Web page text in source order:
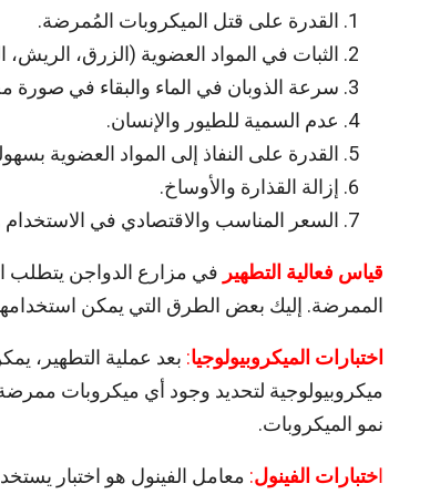
القدرة على قتل الميكروبات المُمرضة.
الثبات في المواد العضوية (الزرق، الريش،
سرعة الذوبان في الماء والبقاء في صورة
عدم السمية للطيور والإنسان.
القدرة على النفاذ إلى المواد العضوية
إزالة القذارة والأوساخ.
السعر المناسب والاقتصادي في
قياس فعالية التطهير في مزارع الدواجن يتطلب
الممرضة. إليك بعض الطرق التي يمكن
اختبارات الميكروبيولوجيا: بعد عملية التطهير،
ميكروبيولوجية لتحديد وجود أي ميكروبات
نمو الميكروبات.
اختبارات الفينول: معامل الفينول هو اختبار